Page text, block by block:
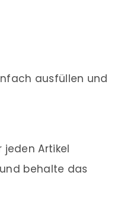
ausfüllen und
Artikel
behalte das